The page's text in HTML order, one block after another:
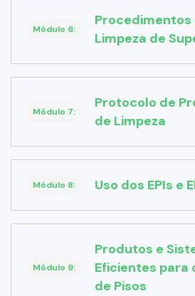
Módulo 6:
Procedimentos
Limpeza de
Módulo 7:
Protocolo de
de Limpeza
Módulo 8: Uso dos EPIs e
Módulo 9:
Produtos e
Eficientes para
de Pisos